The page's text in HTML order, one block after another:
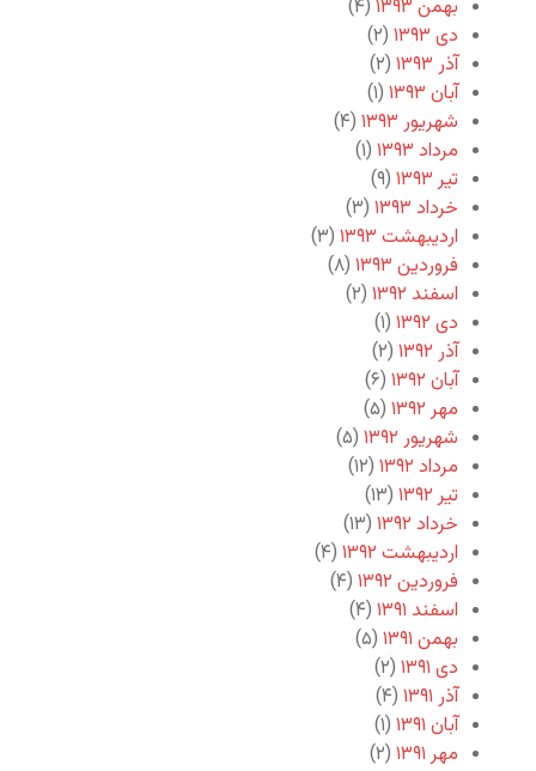
بهمن ۱۳۹۳
(۴)
دی ۱۳۹۳
(۲)
آذر ۱۳۹۳
(۲)
آبان ۱۳۹۳
(۱)
شهریور ۱۳۹۳
(۴)
مرداد ۱۳۹۳
(۱)
تیر ۱۳۹۳
(۹)
خرداد ۱۳۹۳
(۳)
اردیبهشت ۱۳۹۳
(۳)
فروردین ۱۳۹۳
(۸)
اسفند ۱۳۹۲
(۲)
دی ۱۳۹۲
(۱)
آذر ۱۳۹۲
(۲)
آبان ۱۳۹۲
(۶)
مهر ۱۳۹۲
(۵)
شهریور ۱۳۹۲
(۵)
مرداد ۱۳۹۲
(۱۲)
تیر ۱۳۹۲
(۱۳)
خرداد ۱۳۹۲
(۱۳)
اردیبهشت ۱۳۹۲
(۴)
فروردین ۱۳۹۲
(۴)
اسفند ۱۳۹۱
(۴)
بهمن ۱۳۹۱
(۵)
دی ۱۳۹۱
(۲)
آذر ۱۳۹۱
(۴)
آبان ۱۳۹۱
(۱)
مهر ۱۳۹۱
(۲)